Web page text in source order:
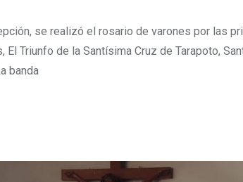
se realizó el rosario de varones por las
Triunfo de la Santísima Cruz de Tarapoto,
banda